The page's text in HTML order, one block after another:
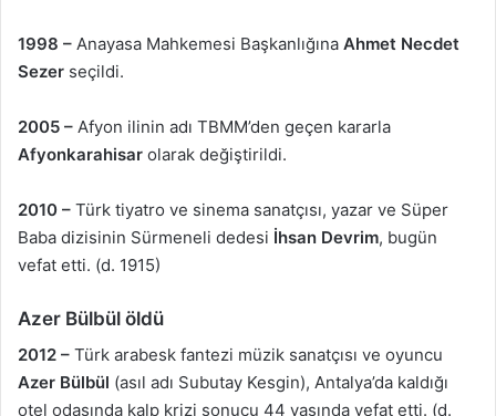
1998 – Anayasa Mahkemesi Başkanlığına Ahmet Necdet
Sezer seçildi.
2005 – Afyon ilinin adı TBMM’den geçen kararla
Afyonkarahisar olarak değiştirildi.
2010 – Türk tiyatro ve sinema sanatçısı, yazar ve Süper
Baba dizisinin Sürmeneli dedesi İhsan Devrim, bugün
vefat etti. (d. 1915)
Azer Bülbül öldü
2012 – Türk arabesk fantezi müzik sanatçısı ve oyuncu
Azer Bülbül (asıl adı Subutay Kesgin), Antalya’da kaldığı
otel odasında kalp krizi sonucu 44 yaşında vefat etti. (d.